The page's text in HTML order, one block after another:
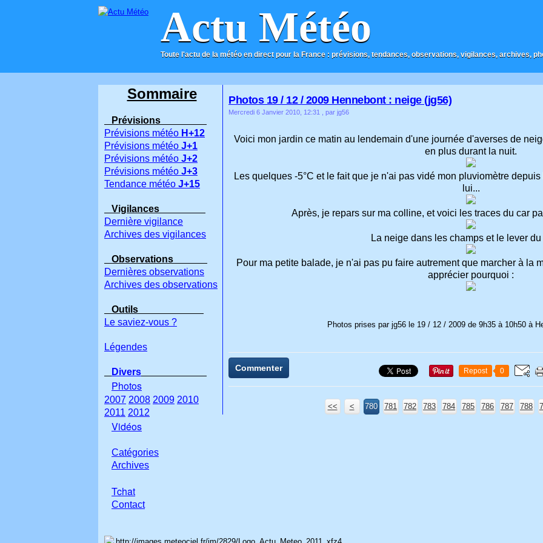
Actu Météo
Toute l'actu de la météo en direct pour la France : prévisions, tendances, observations, vigilances, archives,
ACCUEIL CONTACT
Photos 19 / 12 / 2009 Hennebont : neige (jg56)
Mercredi 6 Janvier 2010, 12:31 , par jg56
Voici mon jardin ce matin au lendemain d'une journée d'averses de
en plus durant la nuit.
Les quelques -5°C et le fait que je n'ai pas vidé mon pluviomètre
lui...
Après, je repars sur ma colline, et voici les traces du car
La neige dans les champs et le lever
Pour ma petite balade, je n'ai pas pu faire autrement que marcher à la
apprécier pourquoi :
Photos prises par jg56 le 19 / 12 / 2009 de 9h35 à 10h50 à
Commenter Repost 0
<< < 700
710
720
730
740
750
760
770
780 781 782 783 784 785 786 787 788
Sommaire
Prévisions
Prévisions météo H+12
Prévisions météo J+1
Prévisions météo J+2
Prévisions météo J+3
Tendance météo J+15
Vigilances
Dernière vigilance
Archives des vigilances
Observations
Dernières observations
Archives des observations
Outils
Le saviez-vous ?
Légendes
Divers
Photos
2007 2008 2009 2010
2011 2012
Vidéos
Catégories
Archives
Tchat
Contact